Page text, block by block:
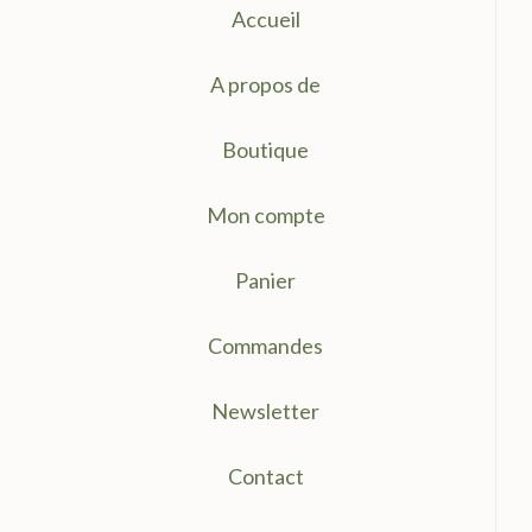
Accueil
A propos de
Boutique
Mon compte
Panier
Commandes
Newsletter
Contact